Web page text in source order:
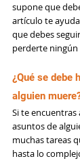
supone que
artículo te
que debes
perderte
¿Qué se debe
alguien
Si te encuentras
asuntos de
muchas tareas
hasta lo